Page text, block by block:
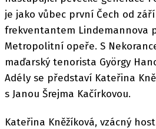
je jako vůbec první Čech od
frekventantem Lindemannova
Metropolitní opeře. S
maďarský tenorista György
Adély se představí Kateřina
s Janou Šrejma Kačírkovou.
Kateřina Kněžíková, vzácný